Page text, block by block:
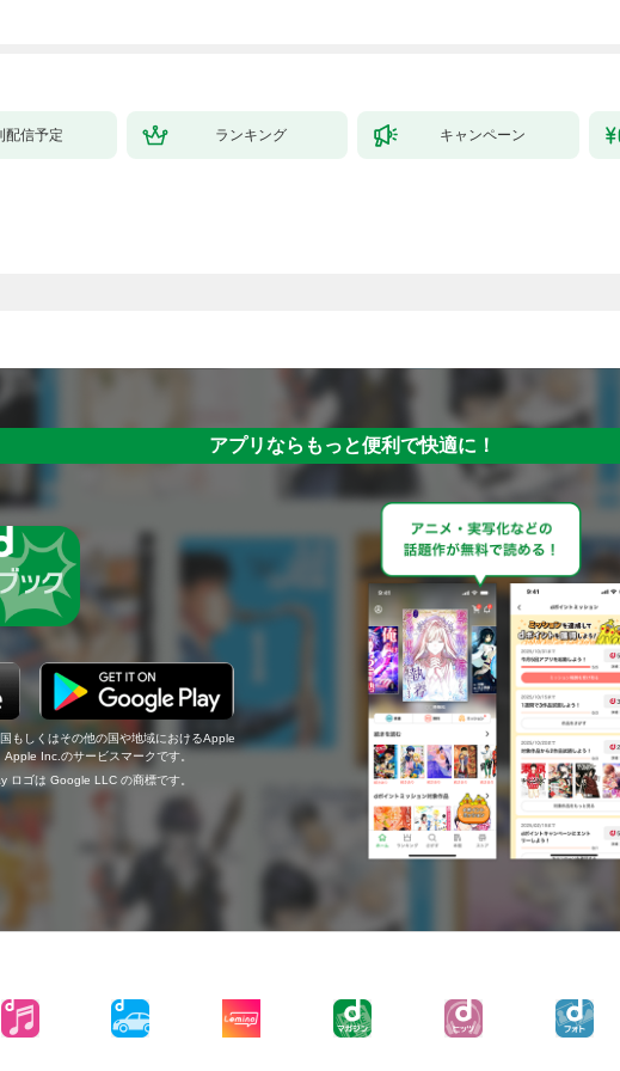
配信予定 ランキング キャンペーン
アプリならもっと便利で快適に！
もしくはその他の国や地域におけるApple
Inc.のサービスマークです。
ゴは Google LLC の商標です。